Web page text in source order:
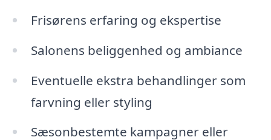
Frisørens erfaring og ekspertise
Salonens beliggenhed og ambiance
Eventuelle ekstra behandlinger som
farvning eller styling
Sæsonbestemte kampagner eller